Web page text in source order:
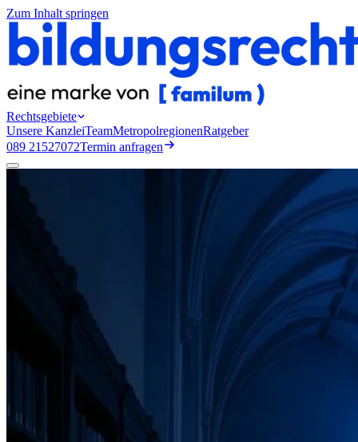
Zum Inhalt springen
Rechtsgebiete
Unsere KanzleiTeamMetropolregionenRatgeber
089 21527072Termin anfragen